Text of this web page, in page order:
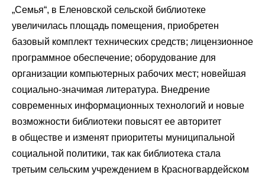
„Семья“, в Еленовской сельской библиотеке
увеличилась площадь помещения, приобретен
базовый комплект технических средств; лицензионное
программное обеспечение; оборудование для
организации компьютерных рабочих мест; новейшая
социально-значимая литература. Внедрение
современных информационных технологий и новые
возможности библиотеки повысят ее авторитет
в обществе и изменят приоритеты муниципальной
социальной политики, так как библиотека стала
третьим сельским учреждением в Красногвардейском